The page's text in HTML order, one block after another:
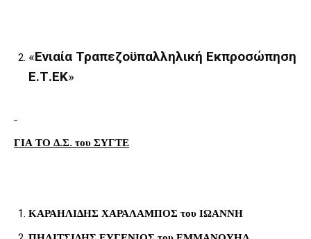
«Ενιαία Τραπεζοϋπαλληλική Εκπροσώπηση
Ε.Τ.ΕΚ»
ΓΙΑ ΤΟ Δ.Σ. του ΣΥΓΤΕ
ΚΑΡΑΗΛΙΔΗΣ ΧΑΡΑΛΑΜΠΟΣ του ΙΩΑΝΝΗ